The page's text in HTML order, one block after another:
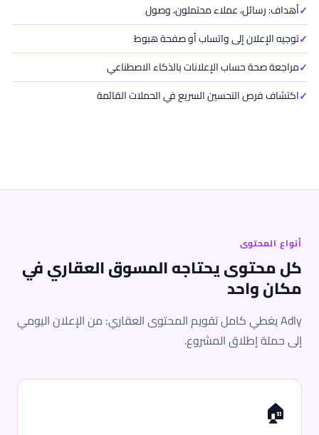
أهداف: رسائل، عملاء محتملون، وصول
توجيه الإعلان إلى واتساب أو صفحة هبوط
مراجعة صحة حساب الإعلانات بالذكاء الاصطناعي
اكتشاف فرص التحسين السريع في الحملات القائمة
أنواع المحتوى
كل محتوى يحتاجه المسوق العقاري في
مكان واحد
Adly يغطي كامل تقويم المحتوى العقاري: من الإعلان اليومي
إلى حملة إطلاق المشروع.
🏠